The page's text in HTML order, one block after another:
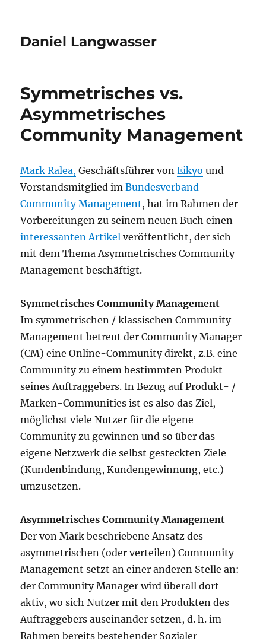
Daniel Langwasser
Symmetrisches vs.
Asymmetrisches
Community Management
Mark Ralea, Geschäftsführer vonEikyo und
Vorstandsmitglied imBundesverband
Community Management, hat im Rahmen der
Vorbereitungen zu seinem neuen Buch einen
interessanten Artikel veröffentlicht, der sich
mit dem Thema Asymmetrisches Community
Management beschäftigt.
Symmetrisches Community Management
Im symmetrischen / klassischen Community
Management betreut der Community Manager
(CM) eine Online-Community direkt, z.B. eine
Community zu einem bestimmten Produkt
seines Auftraggebers. In Bezug auf Produkt- /
Marken-Communities ist es also das Ziel,
möglichst viele Nutzer für die eigene
Community zu gewinnen und so über das
eigene Netzwerk die selbst gesteckten Ziele
(Kundenbindung, Kundengewinnung, etc.)
umzusetzen.
Asymmetrisches Community Management
Der von Mark beschriebene Ansatz des
asymmetrischen (oder verteilen) Community
Management setzt an einer anderen Stelle an:
der Community Manager wird überall dort
aktiv, wo sich Nutzer mit den Produkten des
Auftraggebers auseinander setzen, d. h. im
Rahmen bereits bestehender Sozialer